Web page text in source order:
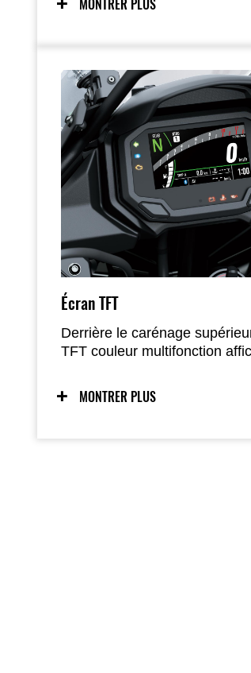
pour un couple solide à bas et
lorsque celle-ci devient
d’aides électroniques comme
renforce la confiance dans
situations.
MONTRER PLUS
Écran TFT
Derrière le carénage
TFT couleur multifonction
engagé, niveau de carburant,
température, tension et bien
MONTRER PLUS